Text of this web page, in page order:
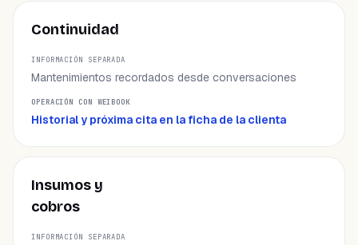
Continuidad
Mantenimientos recordados desde conversaciones
Historial y próxima cita en la ficha de la clienta
Insumos y
cobros